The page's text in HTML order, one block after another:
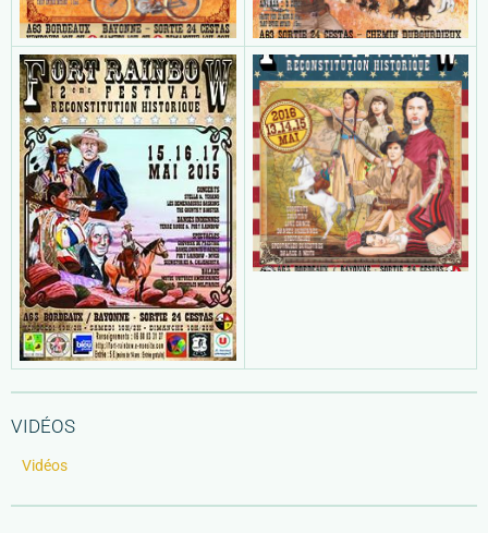
VIDÉOS
Vidéos